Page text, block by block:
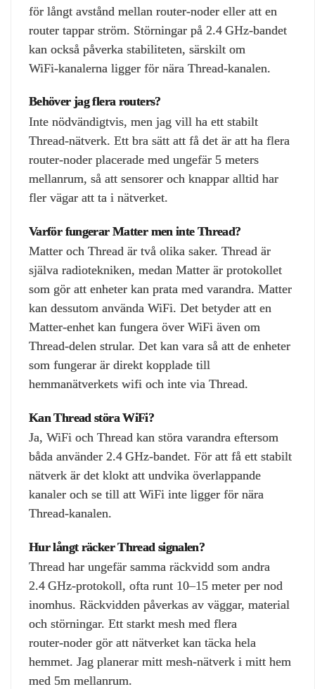
för långt avstånd mellan router‑noder eller att en
router tappar ström. Störningar på 2.4 GHz‑bandet
kan också påverka stabiliteten, särskilt om
WiFi‑kanalerna ligger för nära Thread‑kanalen.
Behöver jag flera routers?
Inte nödvändigtvis, men jag vill ha ett stabilt
Thread‑nätverk. Ett bra sätt att få det är att ha flera
router‑noder placerade med ungefär 5 meters
mellanrum, så att sensorer och knappar alltid har
fler vägar att ta i nätverket.
Varför fungerar Matter men inte Thread?
Matter och Thread är två olika saker. Thread är
själva radiotekniken, medan Matter är protokollet
som gör att enheter kan prata med varandra. Matter
kan dessutom använda WiFi. Det betyder att en
Matter‑enhet kan fungera över WiFi även om
Thread‑delen strular. Det kan vara så att de enheter
som fungerar är direkt kopplade till
hemmanätverkets wifi och inte via Thread.
Kan Thread störa WiFi?
Ja, WiFi och Thread kan störa varandra eftersom
båda använder 2.4 GHz‑bandet. För att få ett stabilt
nätverk är det klokt att undvika överlappande
kanaler och se till att WiFi inte ligger för nära
Thread‑kanalen.
Hur långt räcker Thread signalen?
Thread har ungefär samma räckvidd som andra
2.4 GHz‑protokoll, ofta runt 10–15 meter per nod
inomhus. Räckvidden påverkas av väggar, material
och störningar. Ett starkt mesh med flera
router‑noder gör att nätverket kan täcka hela
hemmet. Jag planerar mitt mesh-nätverk i mitt hem
med 5m mellanrum.